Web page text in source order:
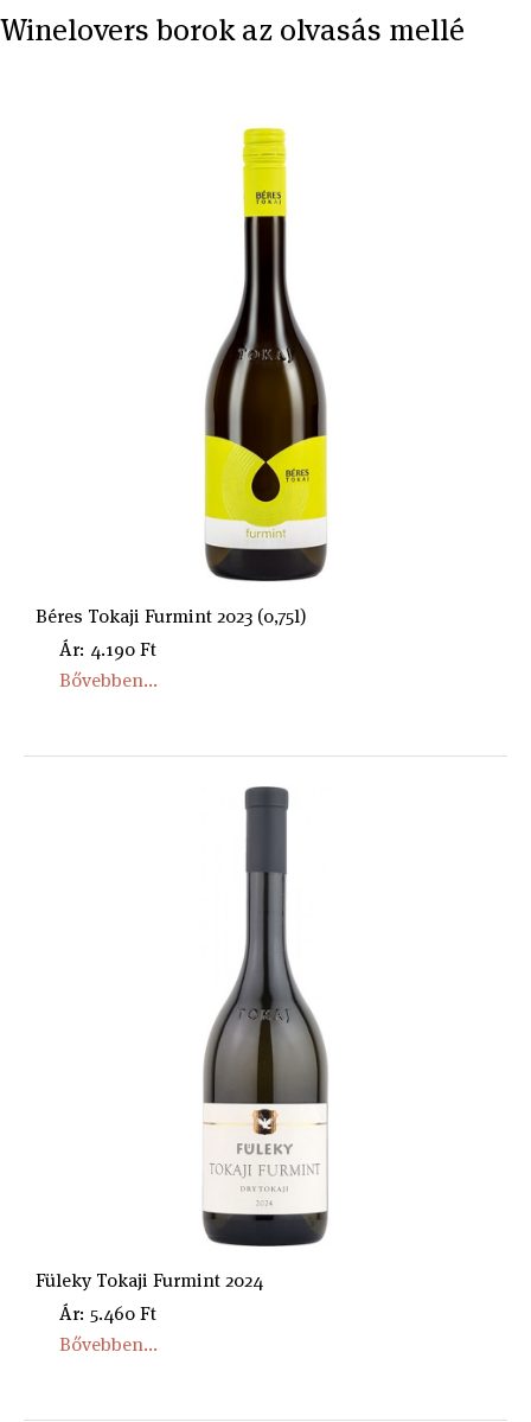
Winelovers borok az olvasás mellé
Béres Tokaji Furmint 2023 (0,75l)
Ár: 4.190 Ft
Bővebben...
Füleky Tokaji Furmint 2024
Ár: 5.460 Ft
Bővebben...